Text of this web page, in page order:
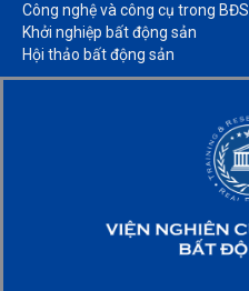
Công nghệ và công cụ trong BĐS​
Khởi nghiệp bất động sản​
Hội thảo bất động sản​